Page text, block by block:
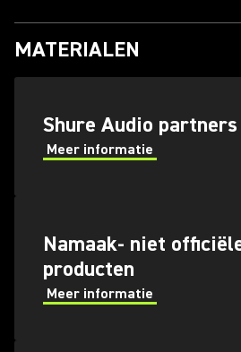
MATERIALEN
Shure Audio partners
Meer informatie
Namaak- niet
producten
Meer informatie